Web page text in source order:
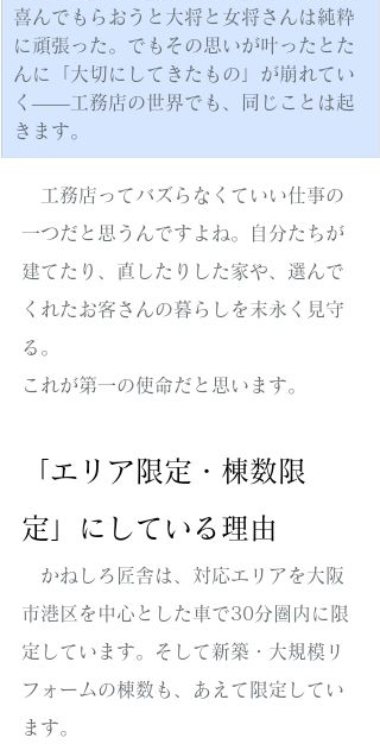
喜んでもらおうと大将と女将さんは純粋
に頑張った。でもその思いが叶ったとた
んに「大切にしてきたもの」が崩れてい
く——工務店の世界でも、同じことは起
きます。
工務店ってバズらなくていい仕事の
一つだと思うんですよね。自分たちが
建てたり、直したりした家や、選んで
くれたお客さんの暮らしを末永く見守
る。
これが第一の使命だと思います。
「エリア限定・棟数限
定」にしている理由
かねしろ匠舎は、対応エリアを大阪
市港区を中心とした車で30分圏内に限
定しています。そして新築・大規模リ
フォームの棟数も、あえて限定してい
ます。